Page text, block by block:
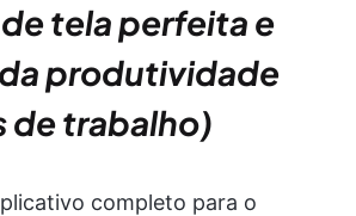
tela perfeita e
produtividade
de trabalho)
completo para o